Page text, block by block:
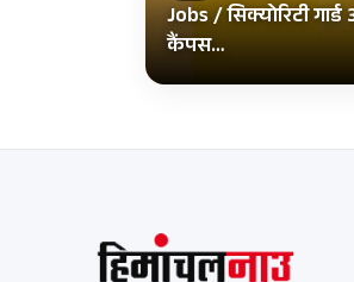
Jobs / सिक्योरिटी
कैंपस…